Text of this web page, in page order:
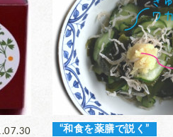
“和食を薬膳で説く”